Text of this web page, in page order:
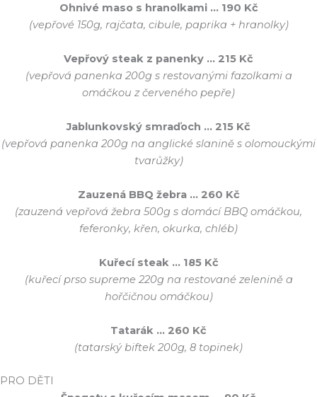
Ohnivé maso s hranolkami … 190 Kč
(vepřové 150g, rajčata, cibule, paprika + hranolky)
Vepřový steak z panenky … 215 Kč
(vepřová panenka 200g s restovanými fazolkami a
omáčkou z červeného pepře)
Jablunkovský smraďoch … 215 Kč
(vepřová panenka 200g na anglické slanině s olomouckými
tvarůžky)
Zauzená BBQ žebra … 260 Kč
(zauzená vepřová žebra 500g s domácí BBQ omáčkou,
feferonky, křen, okurka, chléb)
Kuřecí steak … 185 Kč
(kuřecí prso supreme 220g na restované zelenině a
hořčičnou omáčkou)
Tatarák … 260 Kč
(tatarský biftek 200g, 8 topinek)
PRO DĚTI